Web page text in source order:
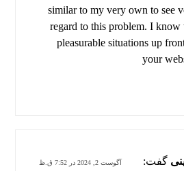
similar to my very own to see
regard to this problem. I know
pleasurable situations up
your
گفت: آگوست 2, 2024 در 7:52 ق.ظ